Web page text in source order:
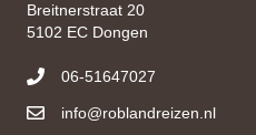
Breitnerstraat 20
5102 EC Dongen
06-51647027
info@roblandreizen.nl